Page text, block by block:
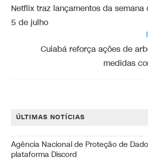
Netflix traz lançamentos da semana
5 de julho
Cuiabá reforça ações de
medidas
ÚLTIMAS NOTÍCIAS
Agência Nacional de Proteção de
plataforma Discord